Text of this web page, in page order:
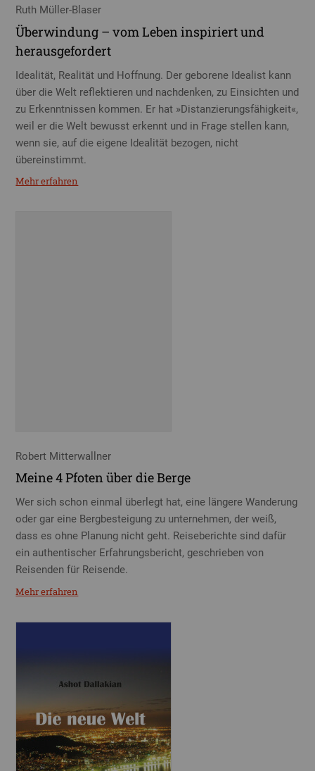
Ruth Müller-Blaser
Überwindung – vom Leben inspiriert und
herausgefordert
Idealität, Realität und Hoffnung. Der geborene Idealist kann
über die Welt reflektieren und nachdenken, zu Einsichten und
zu Erkenntnissen kommen. Er hat »Distanzierungsfähigkeit«,
weil er die Welt bewusst erkennt und in Frage stellen kann,
wenn sie, auf die eigene Idealität bezogen, nicht
übereinstimmt.
Mehr erfahren
Robert Mitterwallner
Meine 4 Pfoten über die Berge
Wer sich schon einmal überlegt hat, eine längere Wanderung
oder gar eine Bergbesteigung zu unternehmen, der weiß,
dass es ohne Planung nicht geht. Reiseberichte sind dafür
ein authentischer Erfahrungsbericht, geschrieben von
Reisenden für Reisende.
Mehr erfahren